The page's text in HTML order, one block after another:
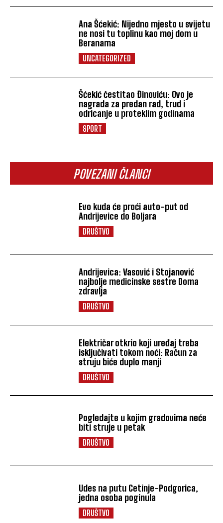
Ana Šćekić: Nijedno mjesto u svijetu
ne nosi tu toplinu kao moj dom u
Beranama
UNCATEGORIZED
Šćekić čestitao Đinoviću: Ovo je
nagrada za predan rad, trud i
odricanje u proteklim godinama
SPORT
POVEZANI ČLANCI
Evo kuda će proći auto-put od
Andrijevice do Boljara
DRUŠTVO
Andrijevica: Vasović i Stojanović
najbolje medicinske sestre Doma
zdravlja
DRUŠTVO
Električar otkrio koji uređaj treba
isključivati tokom noći: Račun za
struju biće duplo manji
DRUŠTVO
Pogledajte u kojim gradovima neće
biti struje u petak
DRUŠTVO
Udes na putu Cetinje-Podgorica,
jedna osoba poginula
DRUŠTVO